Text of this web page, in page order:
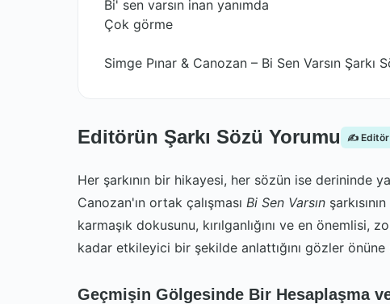
Bi' sen varsın inan yanımda
Çok görme
Simge Pınar & Canozan – Bi Sen Varsın Şarkı
Editörün Şarkı Sözü Yorumu ✍️ Editör
Her şarkının bir hikayesi, her sözün ise derininde
Canozan'ın ortak çalışması Bi Sen Varsın
karmaşık dokusunu, kırılganlığını ve en
kadar etkileyici bir şekilde anlattığını gözler önüne
Geçmişin Gölgesinde Bir Hesaplaşma